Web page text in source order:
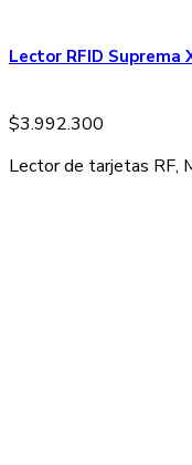
Lector RFID Suprema
$3.992.300
Lector de tarjetas RF,